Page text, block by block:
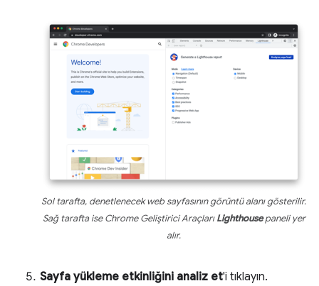
Sol tarafta, denetlenecek web sayfasının görüntü alanı gösterilir.
Sağ tarafta ise Chrome Geliştirici AraçlarıLighthousepaneli yer
alır.
Sayfa yükleme etkinliğini analiz et'i tıklayın.